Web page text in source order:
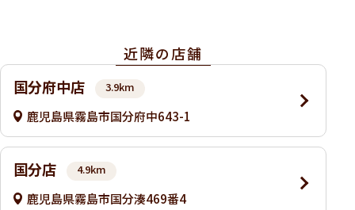
近隣の店舗
国分府中店
3.9km
鹿児島県霧島市国分府中643-1
国分店 4.9km
鹿児島県霧島市国分湊469番4